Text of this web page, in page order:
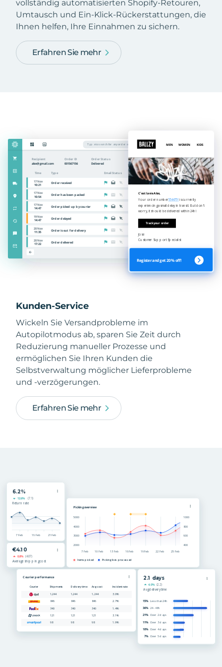
vollständig automatisierten Shopify-Retouren,
Umtausch und Ein-Klick-Rückerstattungen, die
Ihnen helfen, Ihre Einnahmen zu sichern.
Erfahren Sie mehr
Kunden-Service
Wickeln Sie Versandprobleme im
Autopilotmodus ab, sparen Sie Zeit durch
Reduzierung manueller Prozesse und
ermöglichen Sie Ihren Kunden die
Selbstverwaltung möglicher Lieferprobleme
und -verzögerungen.
Erfahren Sie mehr